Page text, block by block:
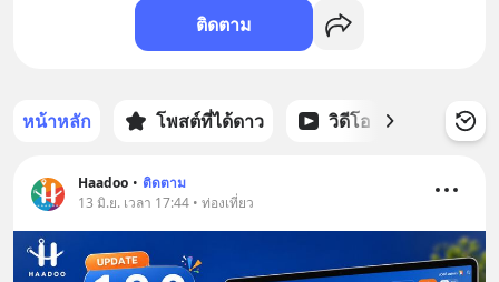
ติดตาม
หน้าหลัก โพสต์ที่ได้ดาว วิดีโอ พอดแ
Haadoo • ติดตาม
13 มิ.ย. เวลา 17:44 • ท่องเที่ยว